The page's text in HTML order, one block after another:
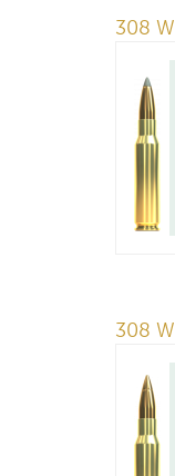
308
308